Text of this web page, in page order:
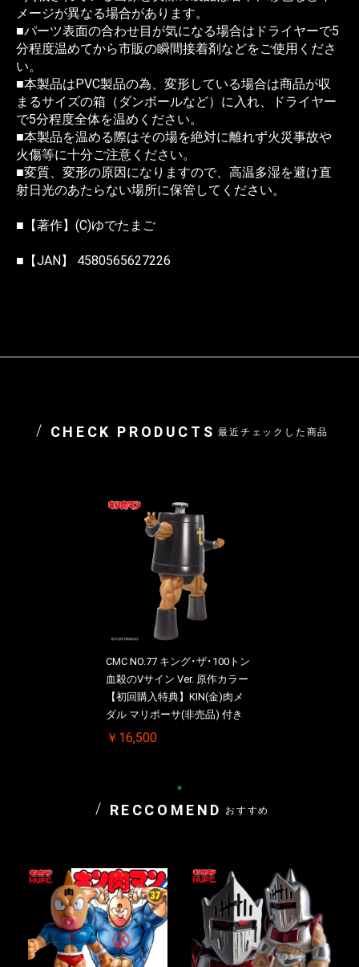
メージが異なる場合があります。
■パーツ表面の合わせ目が気になる場合はドライヤーで5
分程度温めてから市販の瞬間接着剤などをご使用くださ
い。
■本製品はPVC製品の為、変形している場合は商品が収
まるサイズの箱（ダンボールなど）に入れ、ドライヤー
で5分程度全体を温めください。
■本製品を温める際はその場を絶対に離れず火災事故や
火傷等に十分ご注意ください。
■変質、変形の原因になりますので、高温多湿を避け直
射日光のあたらない場所に保管してください。
■【著作】(C)ゆでたまご
■【JAN】 4580565627226
CHECK PRODUCTS 最近チェックした商品
CMC NO.77 キング･ザ･100トン
血殺のVサイン Ver. 原作カラー
【初回購入特典】KIN(金)肉メ
ダル マリポーサ(非売品) 付き
￥16,500
RECCOMEND おすすめ